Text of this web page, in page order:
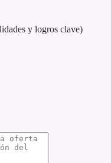
y logros clave)